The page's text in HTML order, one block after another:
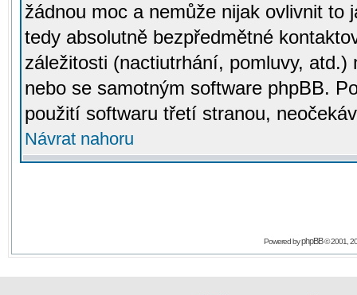
žádnou moc a nemůže nijak ovlivnit to
tedy absolutně bezpředmětné
záležitosti (nactiutrhání, pomluvy,
nebo se samotným software phpBB.
použití softwaru třetí stranou,
Návrat nahoru
Powered byphpBB© 2001,